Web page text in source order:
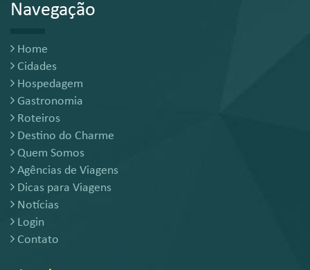
Navegação
Home
Cidades
Hospedagem
Gastronomia
Roteiros
Destino do Charme
Quem Somos
Agências de Viagens
Dicas para Viagens
Notícias
Login
Contato